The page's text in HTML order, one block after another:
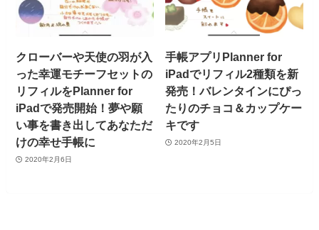
クローバーや天使の羽が入
った幸運モチーフセットの
リフィルをPlanner for
iPadで発売開始！夢や願
い事を書き出してあなただ
けの幸せ手帳に
2020年2月6日
手帳アプリPlanner for
iPadでリフィル2種類を新
発売！バレンタインにぴっ
たりのチョコ＆カップケー
キです
2020年2月5日